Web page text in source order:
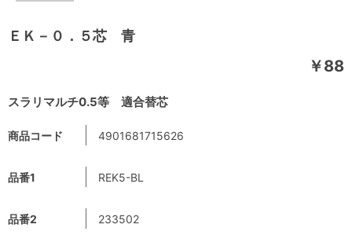
ＥＫ－０．５芯 青
スラリマルチ0.5等 適合替芯
￥88
商品コード 4901681715626
品番1 REK5-BL
品番2 233502